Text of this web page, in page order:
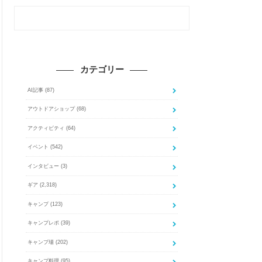
カテゴリー
AI記事 (87)
アウトドアショップ (68)
アクティビティ (64)
イベント (542)
インタビュー (3)
ギア (2,318)
キャンプ (123)
キャンプレポ (39)
キャンプ場 (202)